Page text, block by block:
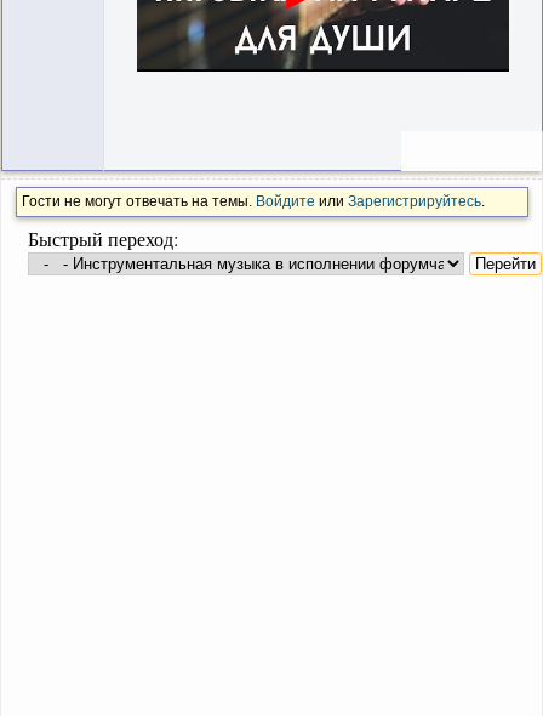
Гости не могут отвечать на темы. Войдите или Зарегистрируйтесь.
Быстрый переход: